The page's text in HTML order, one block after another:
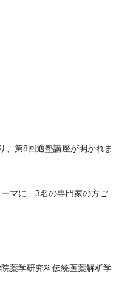
、第8回適塾講座が開かれま
マに、3名の専門家の方ご
薬学研究科伝統医薬解析学